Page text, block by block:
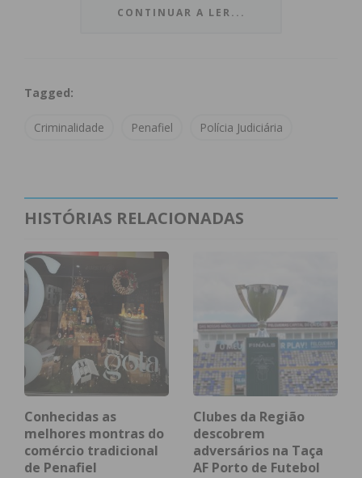
reanimação, o óbito foi declarado no local pela
Subscreva a newsletter do
Assine nossa newsletter por e-mail e
obtenha de forma regular a informação
atualizada.
Eu li e concordo com ostermos e
condições
CONTINUAR A LER...
Tagged:
Criminalidade Penafiel Polícia Judiciária
HISTÓRIAS RELACIONADAS
Conhecidas as
melhores montras do
comércio tradicional
de Penafiel
Clubes da Região
descobrem
adversários na Taça
AF Porto de Futebol